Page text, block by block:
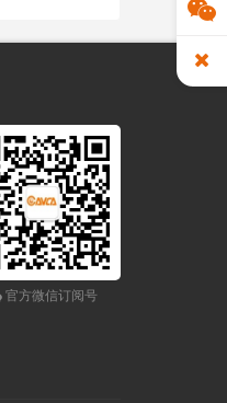
官方微信订阅号